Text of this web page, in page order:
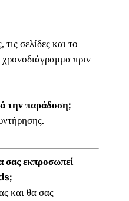
σελίδες και το
πριν
την παράδοση;
σας εκπροσωπεί
και θα σας